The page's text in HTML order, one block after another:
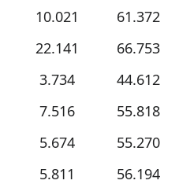
10.021
61.372
22.141
66.753
3.734
44.612
7.516
55.818
5.674
55.270
5.811
56.194